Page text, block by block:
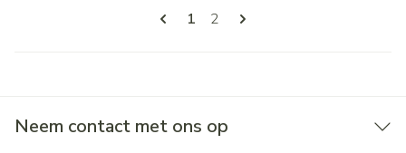
Pagina's
U lees momenteel pagina
1 Pagina
2
Neem contact met ons op